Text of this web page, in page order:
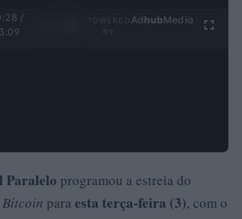
/
3:09
Ad hubMedia
Paralelo programou a estreia do
Bitcoin para esta terça-feira (3), com o